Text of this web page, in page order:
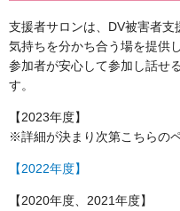
支援者サロンは、DV被害者
気持ちを分かち合う場を提供
参加者が安心して参加し話せ
す。
【2023年度】
※詳細が決まり次第こちらの
【2022年度】
【2020年度、2021年度】